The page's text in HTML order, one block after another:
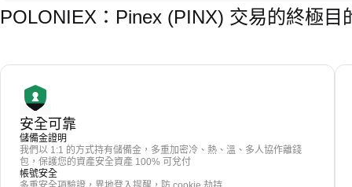
POLONIEX：Pinex (PINX) 交易的終極目
安全可靠
儲備金證明
我們以 1:1 的方式持有儲備金，多重加密冷、熱、溫、多人協作離錢
包，保護您的資產安全資產 100% 可兌付
帳號安全